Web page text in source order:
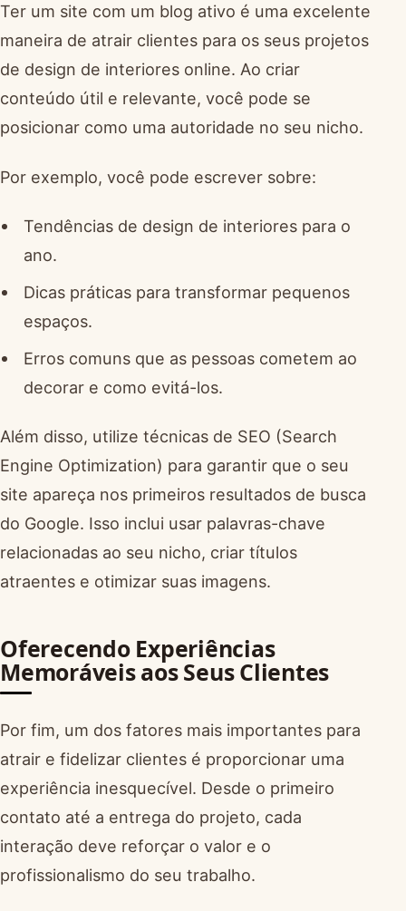
Ter um site com um blog ativo é uma excelente
maneira de atrair clientes para os seus projetos
de design de interiores online. Ao criar
conteúdo útil e relevante, você pode se
posicionar como uma autoridade no seu nicho.
Por exemplo, você pode escrever sobre:
Tendências de design de interiores para o
ano.
Dicas práticas para transformar pequenos
espaços.
Erros comuns que as pessoas cometem ao
decorar e como evitá-los.
Além disso, utilize técnicas de SEO (Search
Engine Optimization) para garantir que o seu
site apareça nos primeiros resultados de busca
do Google. Isso inclui usar palavras-chave
relacionadas ao seu nicho, criar títulos
atraentes e otimizar suas imagens.
Oferecendo Experiências
Memoráveis aos Seus Clientes
Por fim, um dos fatores mais importantes para
atrair e fidelizar clientes é proporcionar uma
experiência inesquecível. Desde o primeiro
contato até a entrega do projeto, cada
interação deve reforçar o valor e o
profissionalismo do seu trabalho.